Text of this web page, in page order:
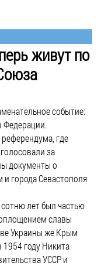
живут по
событие:
Федерации.
где
за
документы о
города Севастополя
лет был частью
славы
Украины же Крым
1954 году Никита
УССР и